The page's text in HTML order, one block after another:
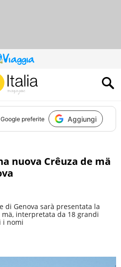
QUESTO
SITO
CONTRIBUISCE
ALL’AUDIENCE
DI
preferite Aggiungi
nuova Crêuza de mä
di Genova sarà presentata la
interpretata da 18 grandi
i nomi